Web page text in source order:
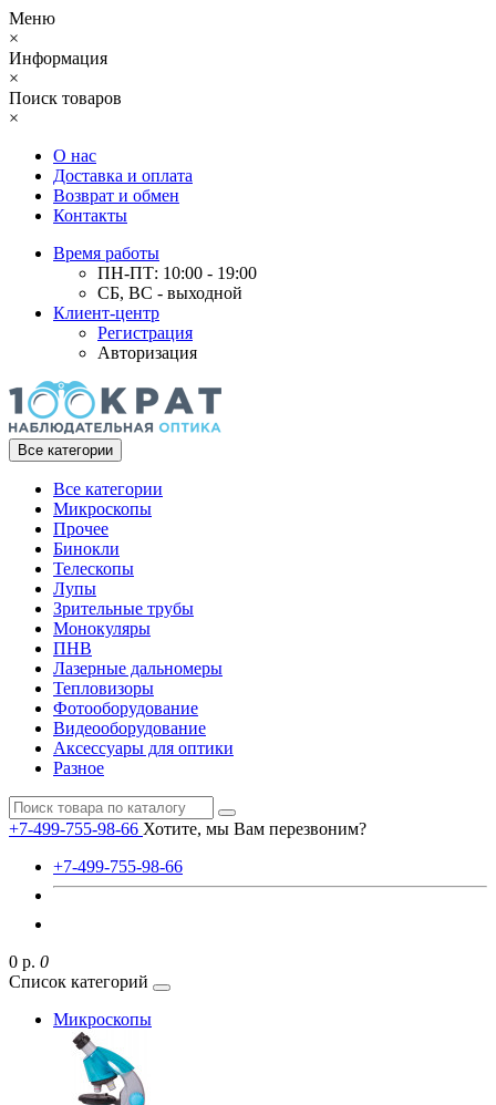
Меню
×
Информация
×
Поиск товаров
×
О нас
Доставка и оплата
Возврат и обмен
Контакты
Время работы
ПН-ПТ: 10:00 - 19:00
СБ, ВС - выходной
Клиент-центр
Регистрация
Авторизация
Все категории
Все категории
Микроскопы
Прочее
Бинокли
Телескопы
Лупы
Зрительные трубы
Монокуляры
ПНВ
Лазерные дальномеры
Тепловизоры
Фотооборудование
Видеооборудование
Аксессуары для оптики
Разное
+7-499-755-98-66 Хотите, мы Вам перезвоним?
+7-499-755-98-66
0 р. 0
Список категорий
Микроскопы